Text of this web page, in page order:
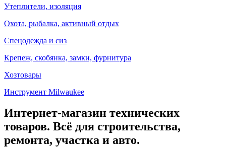
Утеплители, изоляция
Охота, рыбалка, активный отдых
Спецодежда и сиз
Крепеж, скобянка, замки, фурнитура
Хозтовары
Инструмент Milwaukee
Интернет-магазин технических
товаров. Всё для строительства,
ремонта, участка и авто.